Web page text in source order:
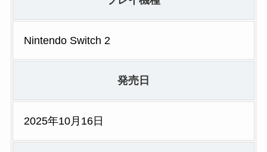
Nintendo Switch 2
発売日
2025年10月16日